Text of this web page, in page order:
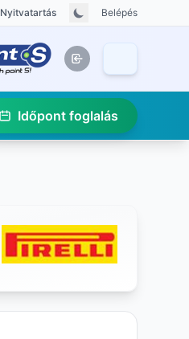
Nyitvatartás Belépés
Időpont foglalás